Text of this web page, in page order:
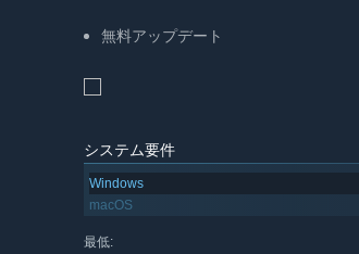
無料アップデート
システム要件
Windows
macOS
最低: